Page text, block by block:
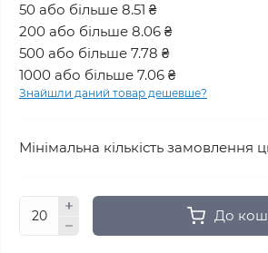
50 або більше 8.51 ₴
200 або більше 8.06 ₴
500 або більше 7.78 ₴
1000 або більше 7.06 ₴
Знайшли даний товар дешевше?
Мінімальна кількість замовлення
До